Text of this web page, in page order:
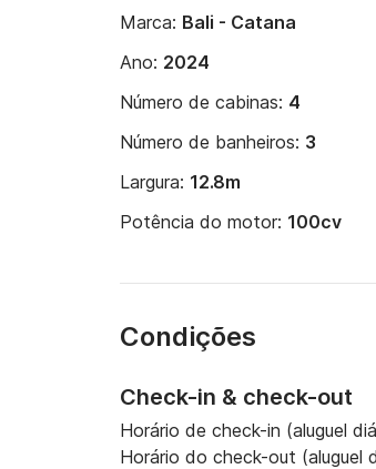
Marca: Bali - Catana
Ano: 2024
Número de cabinas: 4
Número de banheiros: 3
Largura: 12.8m
Potência do motor: 100cv
Condições
Check-in & check-out
Horário de check-in (aluguel
Horário do check-out (aluguel